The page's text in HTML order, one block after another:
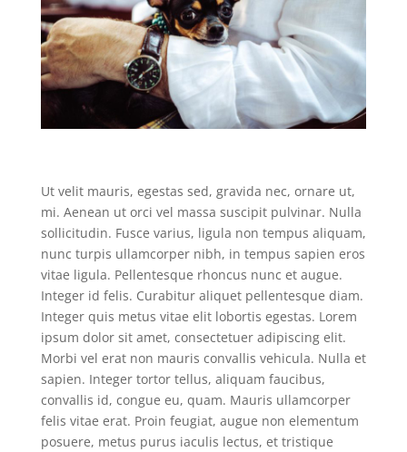
Ut velit mauris, egestas sed, gravida nec, ornare ut,
mi. Aenean ut orci vel massa suscipit pulvinar. Nulla
sollicitudin. Fusce varius, ligula non tempus aliquam,
nunc turpis ullamcorper nibh, in tempus sapien eros
vitae ligula. Pellentesque rhoncus nunc et augue.
Integer id felis. Curabitur aliquet pellentesque diam.
Integer quis metus vitae elit lobortis egestas. Lorem
ipsum dolor sit amet, consectetuer adipiscing elit.
Morbi vel erat non mauris convallis vehicula. Nulla et
sapien. Integer tortor tellus, aliquam faucibus,
convallis id, congue eu, quam. Mauris ullamcorper
felis vitae erat. Proin feugiat, augue non elementum
posuere, metus purus iaculis lectus, et tristique